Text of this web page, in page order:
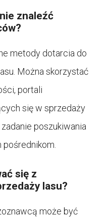
znaleźć
metody dotarcia do
Można skorzystać
portali
się w sprzedaży
poszukiwania
się z
lasu?
może być